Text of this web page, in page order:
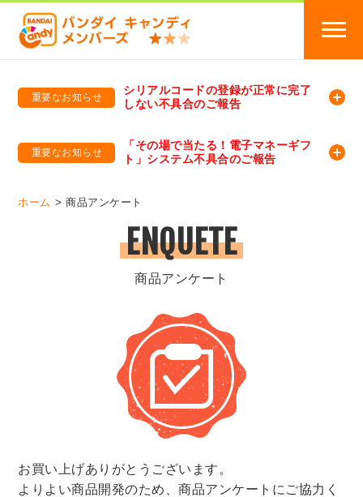
重要なお知らせ
シリアルコードの登録が正常に完了
しない不具合のご報告
重要なお知らせ
「その場で当たる！電子マネーギフ
ト」システム不具合のご報告
ホーム 商品アンケート
ENQUETE
商品アンケート
お買い上げありがとうございます。
よりよい商品開発のため、商品アンケートにご協力く